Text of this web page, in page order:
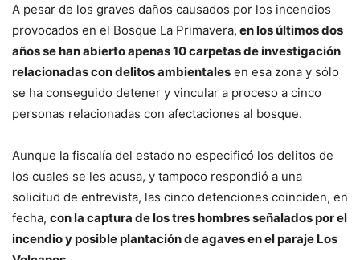
A pesar de los graves daños causados por los incendios
provocados en el Bosque La Primavera, en los últimos dos
años se han abierto apenas 10 carpetas de investigación
relacionadas con delitos ambientales en esa zona y sólo
se ha conseguido detener y vincular a proceso a cinco
personas relacionadas con afectaciones al bosque.
Aunque la fiscalía del estado no especificó los delitos de
los cuales se les acusa, y tampoco respondió a una
solicitud de entrevista, las cinco detenciones coinciden, en
fecha, con la captura de los tres hombres señalados por el
incendio y posible plantación de agaves en el paraje Los